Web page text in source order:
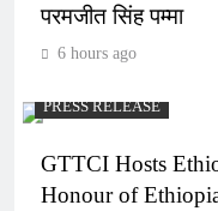
परमजीत सिंह पम्मा
6 hours ago
PRESS RELEASE
GTTCI Hosts
Honour of